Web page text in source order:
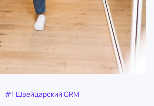
#1 Швейцарский CRM